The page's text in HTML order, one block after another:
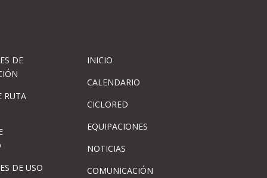
DE
RUTA
DE USO
INICIO
CALENDARIO
CICLORED
EQUIPACIONES
NOTICIAS
COMUNICACIÓN